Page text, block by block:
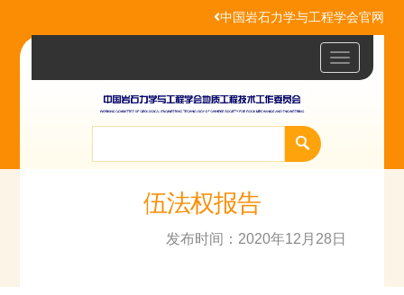
中国岩石力学与工程学会官网
Toggle
伍法权报告
发布时间：2020年12月28日